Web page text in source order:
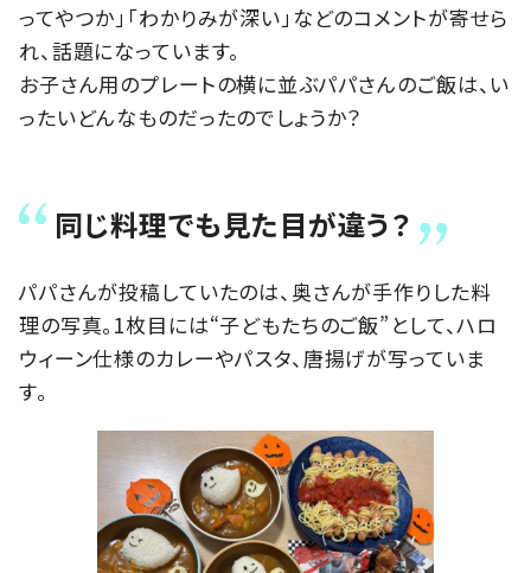
ってやつか」「わかりみが深い」などのコメントが寄せら
れ、話題になっています。
お子さん用のプレートの横に並ぶパパさんのご飯は、い
ったいどんなものだったのでしょうか？
同じ料理でも見た目が違う？
パパさんが投稿していたのは、奥さんが手作りした料
理の写真。1枚目には“子どもたちのご飯”として、ハロ
ウィーン仕様のカレーやパスタ、唐揚げが写っていま
す。